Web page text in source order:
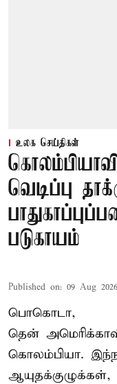
உலக செய்திகள்
வெடிப்பு
படுகாயம்
Published on: 09 Aug
பொகொடா,
தென்
கொலம்பியா.